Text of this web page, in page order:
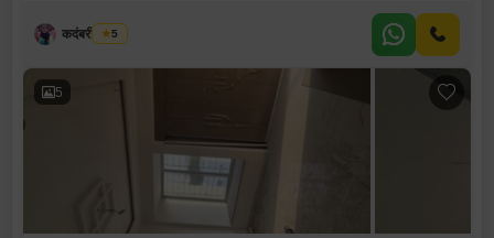
कदंबरी मेश्राम
5
5